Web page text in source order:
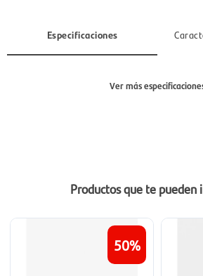
Especificaciones
Ver más
Productos que te pueden
50